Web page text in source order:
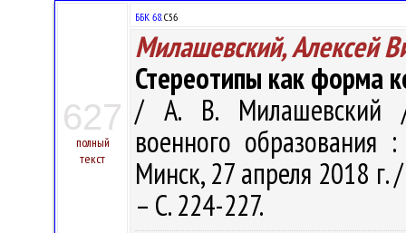
627
полный
текст
ББК 68.С56
Милашевский, Алексей
Стереотипы как форма
/ А. В. Милашевский //
военного образования
Минск, 27 апреля 2018 г.
– С. 224-227.